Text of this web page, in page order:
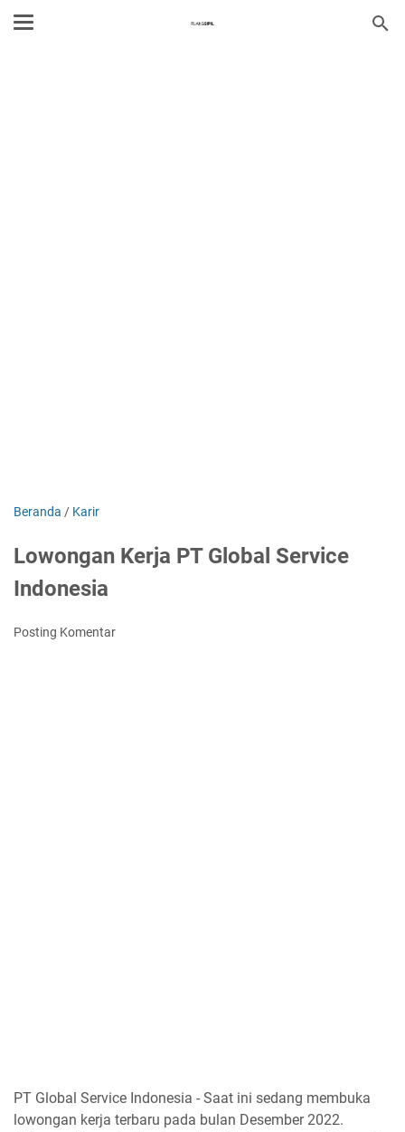
Beranda / Karir
Lowongan Kerja PT Global Service
Indonesia
Posting Komentar
PT Global Service Indonesia - Saat ini sedang membuka
lowongan kerja terbaru pada bulan Desember 2022.